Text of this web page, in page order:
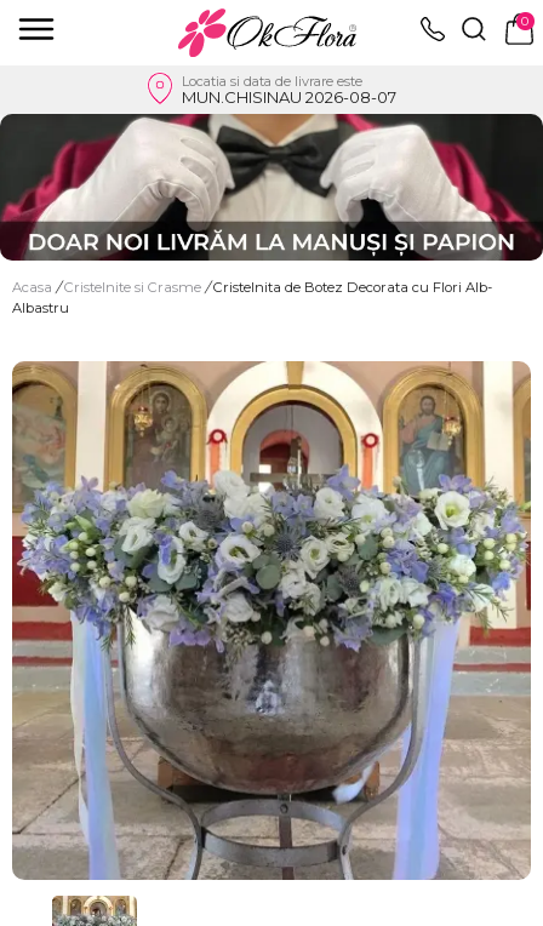
0
Locatia si data de livrare este
MUN.CHISINAU 2026-08-07
Acasa / Cristelnite si Crasme / Cristelnita de Botez Decorata cu Flori Alb-
Albastru